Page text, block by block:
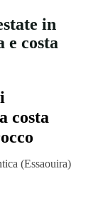
in
e costa
costa
(Essaouira)